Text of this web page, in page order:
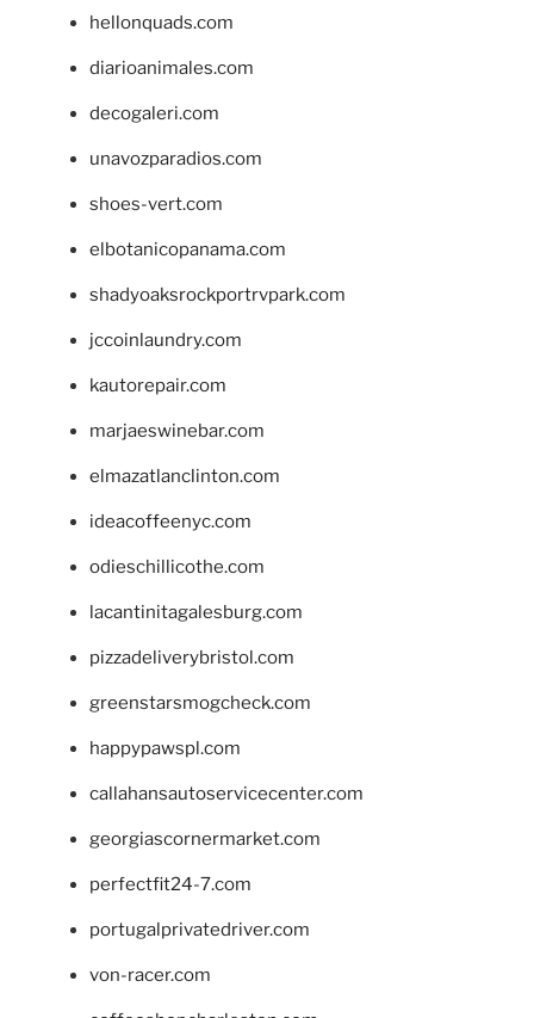
hellonquads.com
diarioanimales.com
decogaleri.com
unavozparadios.com
shoes-vert.com
elbotanicopanama.com
shadyoaksrockportrvpark.com
jccoinlaundry.com
kautorepair.com
marjaeswinebar.com
elmazatlanclinton.com
ideacoffeenyc.com
odieschillicothe.com
lacantinitagalesburg.com
pizzadeliverybristol.com
greenstarsmogcheck.com
happypawspl.com
callahansautoservicecenter.com
georgiascornermarket.com
perfectfit24-7.com
portugalprivatedriver.com
von-racer.com